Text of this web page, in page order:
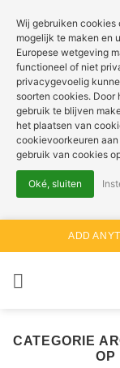
naar
ADD
CATEGORIE
OP
Wij gebruiken
mogelijk te maken en
Europese wetgeving
functioneel of niet
privacygevoelig
soorten cookies. Door
gebruik te blijven
het plaatsen van
cookievoorkeuren
gebruik van cookies
Oké, sluiten